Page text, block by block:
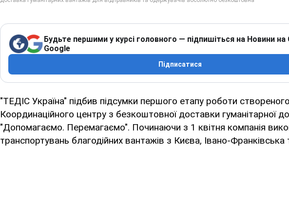
Будьте першими у курсі головного — підпишіться на Новини на
Google
Підписатися
"ТЕДІС Україна" підбив підсумки першого етапу роботи створеного
Координаційного центру з безкоштовної доставки гуманітарної
"Допомагаємо. Перемагаємо". Починаючи з 1 квітня компанія
транспортувань благодійних вантажів з Києва, Івано-Франківська